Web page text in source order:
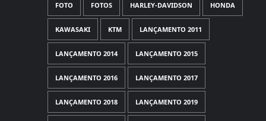
FOTO FOTOS HARLEY-DAVIDSON HONDA
KAWASAKI KTM LANÇAMENTO 2011
LANÇAMENTO 2014 LANÇAMENTO 2015
LANÇAMENTO 2016 LANÇAMENTO 2017
LANÇAMENTO 2018 LANÇAMENTO 2019